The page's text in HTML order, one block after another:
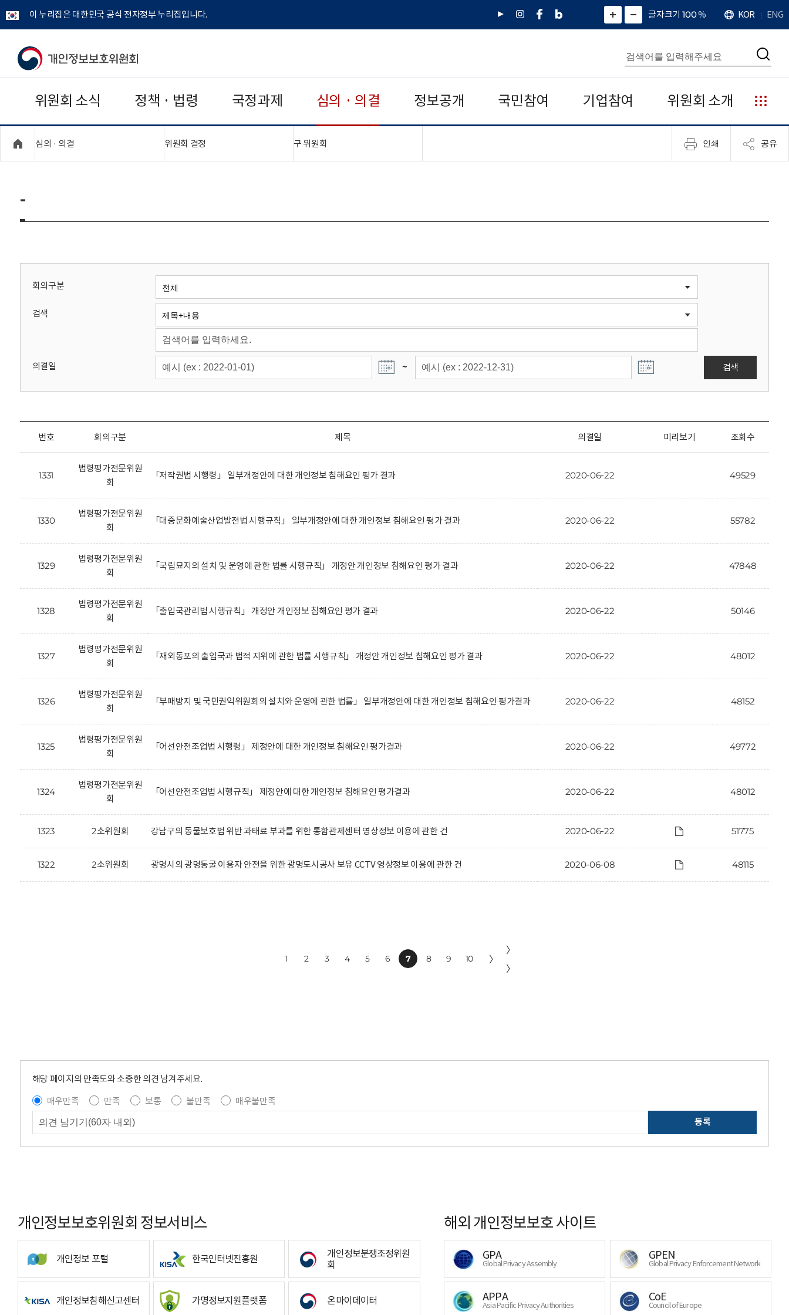
이 누리집은 대한민국 공식 전자정부 누리집입니다.
유
인
페
네
그
)
화
면
면
소
확
대
치
글자크기 100%
언
어
KOR ENG
개
보
보
위
회
통
합
검
색
검
위원회 소식 정책 · 법령 국정과제 심의 · 의결 정보공개 국민참여 기업참여 위원회 소개
누
리
집
안
심의 · 의결 위원회 결정 구 위원회 인쇄 공유
-
회의구분
검색
의결일 ~ 검색
번호 회의구분 제목 의결일 미리보기 조회수
1331
법령평가전문위원
회
「저작권법 시행령」 일부개정안에 대한 개인정보 침해요인 평가 결과 2020-06-22 49529
1330
법령평가전문위원
회
「대중문화예술산업발전법 시행규칙」 일부개정안에 대한 개인정보 침해요인 평가 결과 2020-06-22 55782
1329
법령평가전문위원
회
「국립묘지의 설치 및 운영에 관한 법률 시행규칙」 개정안 개인정보 침해요인 평가 결과 2020-06-22 47848
1328
법령평가전문위원
회
「출입국관리법 시행규칙」 개정안 개인정보 침해요인 평가 결과 2020-06-22 50146
1327
법령평가전문위원
회
「재외동포의 출입국과 법적 지위에 관한 법률 시행규칙」 개정안 개인정보 침해요인 평가 결과 2020-06-22 48012
1326
법령평가전문위원
회
「부패방지 및 국민권익위원회의 설치와 운영에 관한 법률」 일부개정안에 대한 개인정보 침해요인 평가결과 2020-06-22 48152
1325
법령평가전문위원
회
「어선안전조업법 시행령」 제정안에 대한 개인정보 침해요인 평가결과 2020-06-22 49772
1324
법령평가전문위원
회
「어선안전조업법 시행규칙」 제정안에 대한 개인정보 침해요인 평가결과 2020-06-22 48012
1323 2소위원회 강남구의 동물보호법 위반 과태료 부과를 위한 통합관제센터 영상정보 이용에 관한 건 2020-06-22 51775
1322 2소위원회 광명시의 광명동굴 이용자 안전을 위한 광명도시공사 보유 CCTV 영상정보 이용에 관한 건 2020-06-08 48115
1 2 3 4 5 6 7 8 9 10 〉
〉
〉
해당 페이지의 만족도와 소중한 의견 남겨주세요.
매우만족
만족 보통 불만족
매우불만족
등록
개인정보보호위원회 정보서비스
개인정보 포털 한국인터넷진흥원
개인정보분쟁조정위원
회
개인정보침해신고센터 가명정보지원플랫폼 온마이데이터
해외 개인정보보호 사이트
GPA
Global Privacy Assembly
GPEN
Global Privacy Enforcement Network
APPA
Asia Pacific Privacy Authorities
CoE
Council of Europe